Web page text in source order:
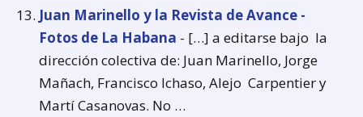
Juan Marinello y la Revista de Avance -
Fotos de La Habana - […] a editarse bajo la
dirección colectiva de: Juan Marinello, Jorge
Mañach, Francisco Ichaso, Alejo Carpentier y
Martí Casanovas. No …